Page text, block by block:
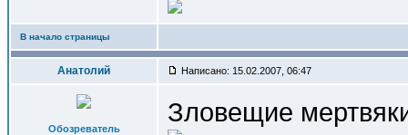
В начало страницы
Анатолий Написано: 15.02.2007, 06:47
Обозреватель
Зловещие